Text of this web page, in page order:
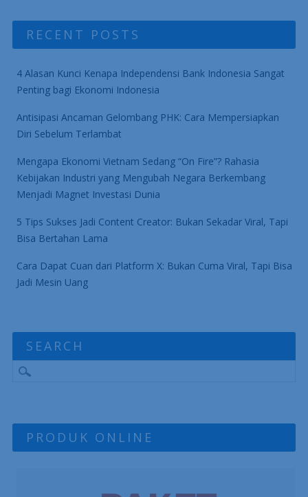
RECENT POSTS
4 Alasan Kunci Kenapa Independensi Bank Indonesia Sangat
Penting bagi Ekonomi Indonesia
Antisipasi Ancaman Gelombang PHK: Cara Mempersiapkan
Diri Sebelum Terlambat
Mengapa Ekonomi Vietnam Sedang “On Fire”? Rahasia
Kebijakan Industri yang Mengubah Negara Berkembang
Menjadi Magnet Investasi Dunia
5 Tips Sukses Jadi Content Creator: Bukan Sekadar Viral, Tapi
Bisa Bertahan Lama
Cara Dapat Cuan dari Platform X: Bukan Cuma Viral, Tapi Bisa
Jadi Mesin Uang
SEARCH
PRODUK ONLINE